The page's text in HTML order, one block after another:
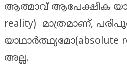
ആത്മാവ് ആപേക്ഷിക
reality) മാത്രമാണ്,
അല്ല.